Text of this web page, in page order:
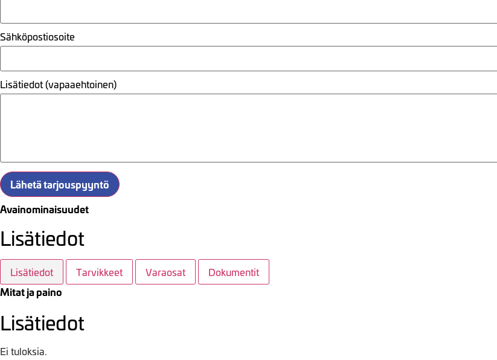
Sähköpostiosoite
Lisätiedot (vapaaehtoinen)
Lähetä tarjouspyyntö
Avainominaisuudet
Lisätiedot
Lisätiedot Tarvikkeet Varaosat Dokumentit
Mitat ja paino
Lisätiedot
Ei tuloksia.